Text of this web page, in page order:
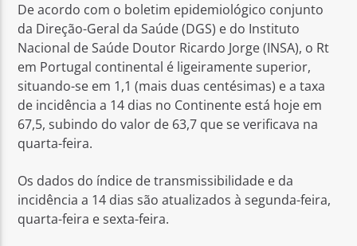
De acordo com o boletim epidemiológico conjunto
da Direção-Geral da Saúde (DGS) e do Instituto
Nacional de Saúde Doutor Ricardo Jorge (INSA), o Rt
em Portugal continental é ligeiramente superior,
situando-se em 1,1 (mais duas centésimas) e a taxa
de incidência a 14 dias no Continente está hoje em
67,5, subindo do valor de 63,7 que se verificava na
quarta-feira.
Os dados do índice de transmissibilidade e da
incidência a 14 dias são atualizados à segunda-feira,
quarta-feira e sexta-feira.